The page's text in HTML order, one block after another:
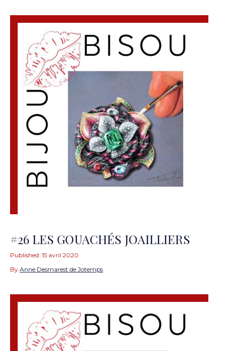
#26 LES GOUACHÉS JOAILLIERS
Published: 15 avril 2020
By Anne Desmarest de Jotemps